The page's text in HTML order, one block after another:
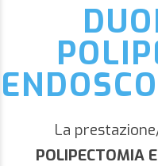
La
POLIPECTOMIA